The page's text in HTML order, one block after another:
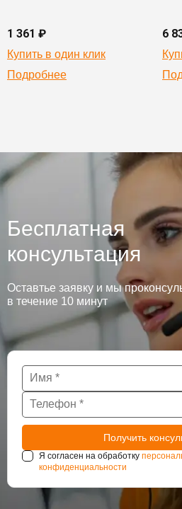
1 361 ₽
Купить в один клик
Подробнее
6
Бесплатная
консультация
Оставтье заявку и мы
в течение 10 минут
Я согласен на обработку
конфиденциальности